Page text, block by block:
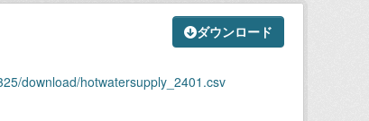
ダウンロード
download/hotwatersupply_2401.csv